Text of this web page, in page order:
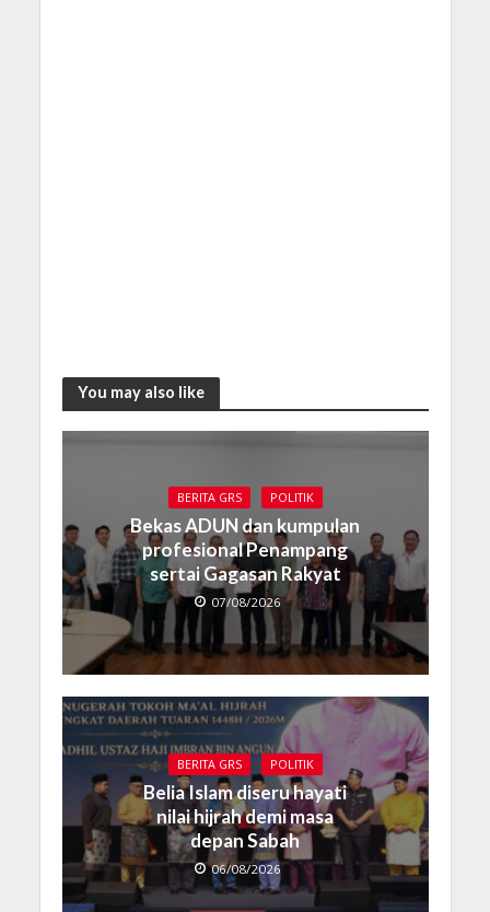
You may also like
BERITA GRS POLITIK
Bekas ADUN dan kumpulan
profesional Penampang
sertai Gagasan Rakyat
07/08/2026
BERITA GRS POLITIK
Belia Islam diseru hayati
nilai hijrah demi masa
depan Sabah
06/08/2026